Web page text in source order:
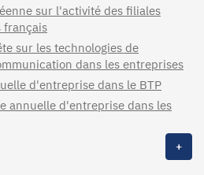
sur l'activité des filiales
français
sur les technologies de
dans les entreprises
d'entreprise dans le BTP
annuelle d'entreprise dans les
+